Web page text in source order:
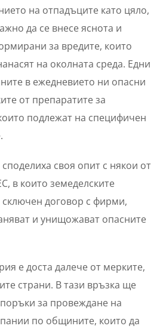
на отпадъците като цяло,
да се внесе яснота и
за вредите, които
на околната среда. Едни
в ежедневието ни опасни
от препаратите за
подлежат на специфичен
своя опит с някои от
в които земеделските
договор с фирми,
и унищожават опасните
е доста далече от мерките,
страни. В тази връзка ще
за провеждане на
по общините, които да